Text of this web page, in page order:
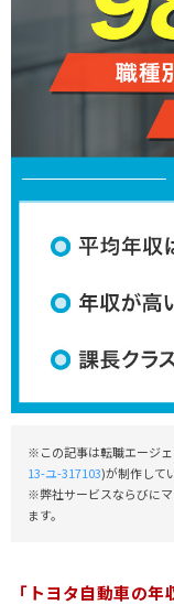
※この記事は転職エージ
13-ユ-317103)が制作して
※弊社サービスならびに
ます。
「トヨタ自動車の年